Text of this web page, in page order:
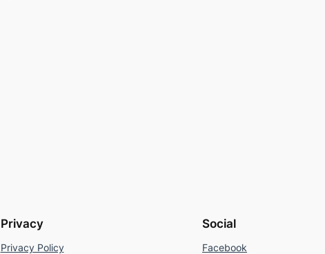
Privacy
Privacy Policy
Social
Facebook